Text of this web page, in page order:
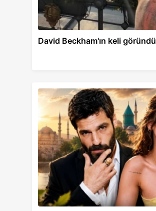
David Beckham'ın keli göründü